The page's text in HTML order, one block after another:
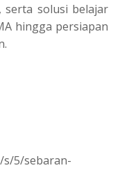
serta solusi belajar
hingga persiapan
s/5/sebaran-